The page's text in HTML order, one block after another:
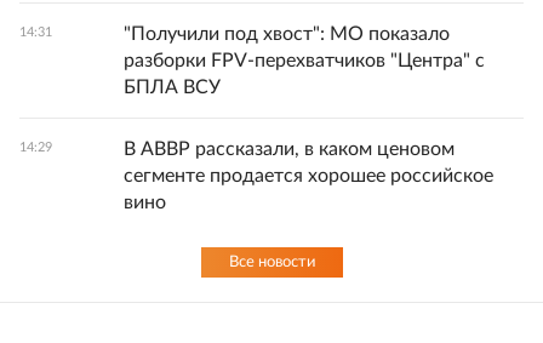
14:31
"Получили под хвост": МО показало
разборки FPV-перехватчиков "Центра" с
БПЛА ВСУ
14:29
В АВВР рассказали, в каком ценовом
сегменте продается хорошее российское
вино
Все новости